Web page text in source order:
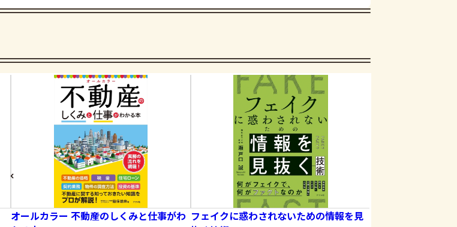
オールカラー 不動産のしくみと仕事がわ フェイクに惑わされないための情報を見